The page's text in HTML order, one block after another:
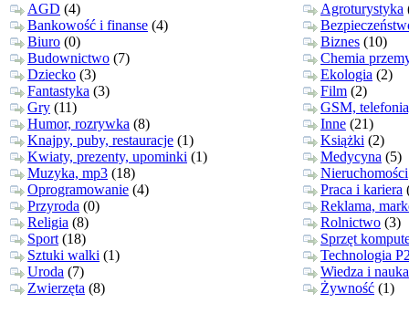
AGD (4) Agroturystyka
Bankowość i finanse (4)
Biuro (0) Biznes (10)
Budownictwo (7)
Chemia
Dziecko (3) Ekologia (2)
Fantastyka (3) Film (2)
Gry (11)
GSM,
Humor, rozrywka (8) Inne (21)
Knajpy, puby, restauracje (1) Książki (2)
Kwiaty, prezenty, upominki (1) Medycyna (5)
Muzyka, mp3 (18) Nieruchomości
Oprogramowanie (4) Praca i kariera
Przyroda (0)
Reklama,
Religia (8) Rolnictwo (3)
Sport (18)
Sprzęt
Sztuki walki (1)
Technologia
Uroda (7)
Wiedza i nauka
Zwierzęta (8) Żywność (1)